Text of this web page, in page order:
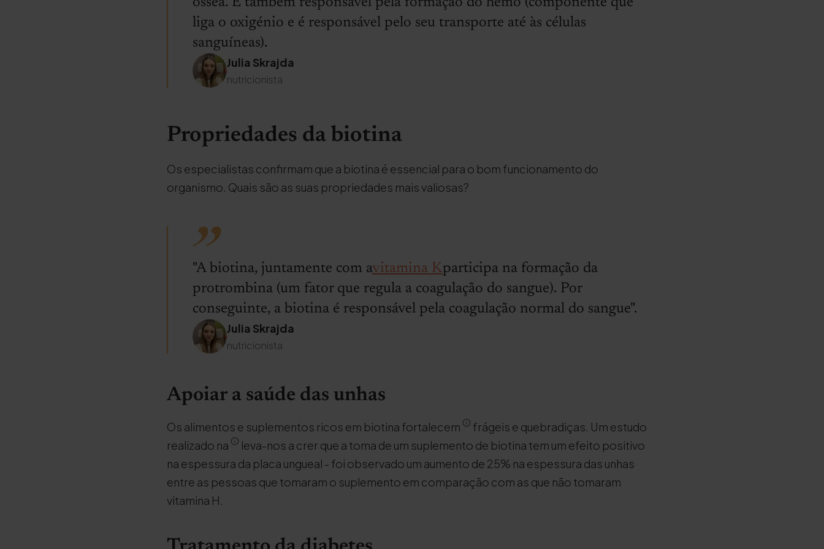
liga o oxigénio e é responsável pelo seu transporte até às células
sanguíneas).
Julia Skrajda
nutricionista
Propriedades da biotina
Os especialistas confirmam que a biotina é essencial para o bom funcionamento do
organismo. Quais são as suas propriedades mais valiosas?
"A biotina, juntamente com avitamina Kparticipa na formação da
protrombina (um fator que regula a coagulação do sangue). Por
conseguinte, a biotina é responsável pela coagulação normal do sangue".
Julia Skrajda
nutricionista
Apoiar a saúde das unhas
Os alimentos e suplementos ricos em biotina fortalecem
frágeis e quebradiças. Um estudo
realizado na
leva-nos a crer que a toma de um suplemento de biotina tem um efeito positivo
na espessura da placa ungueal - foi observado um aumento de 25% na espessura das unhas
entre as pessoas que tomaram o suplemento em comparação com as que não tomaram
vitamina H.